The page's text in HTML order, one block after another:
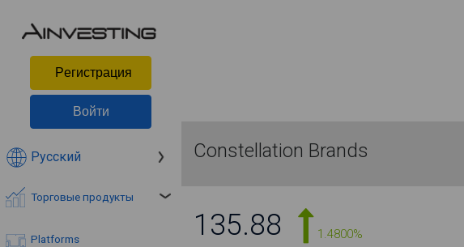
Pегистрация
Войти
Русский
Торговые продукты
Platforms
Constellation Brands
135.88 1.4800%